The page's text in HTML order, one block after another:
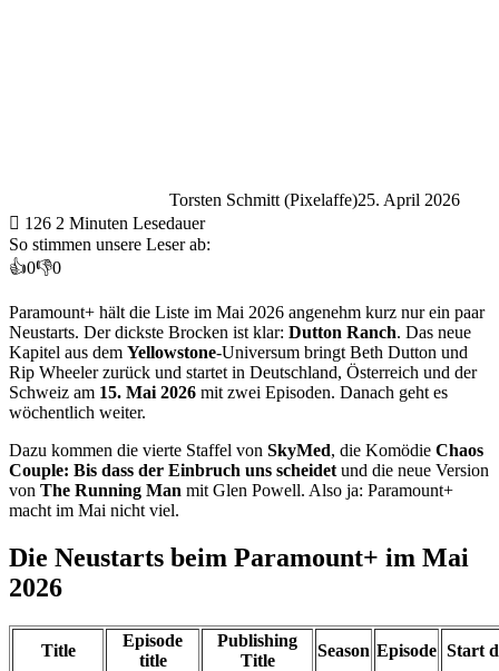
Torsten Schmitt (Pixelaffe)25. April 2026
126 2 Minuten Lesedauer
So stimmen unsere Leser ab:
👍0👎0
Paramount+ hält die Liste im Mai 2026 angenehm kurz nur ein paar
Neustarts. Der dickste Brocken ist klar: Dutton Ranch. Das neue
Kapitel aus dem Yellowstone-Universum bringt Beth Dutton und
Rip Wheeler zurück und startet in Deutschland, Österreich und der
Schweiz am 15. Mai 2026 mit zwei Episoden. Danach geht es
wöchentlich weiter.
Dazu kommen die vierte Staffel von SkyMed, die Komödie Chaos
Couple: Bis dass der Einbruch uns scheidet und die neue Version
von The Running Man mit Glen Powell. Also ja: Paramount+
macht im Mai nicht viel.
Die Neustarts beim Paramount+ im Mai
2026
Title
Episode
title
Publishing
Title
Season Episode Start